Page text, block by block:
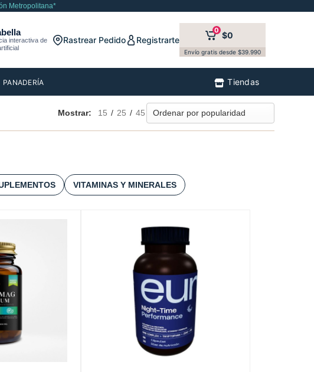
Metropolitana*
Rastrear Pedido Registrarte
0 $0
Envío gratis desde $39.990
PANADERÍA Tiendas
Mostrar: 15 / 25 / 45
VITAMINAS Y MINERALES